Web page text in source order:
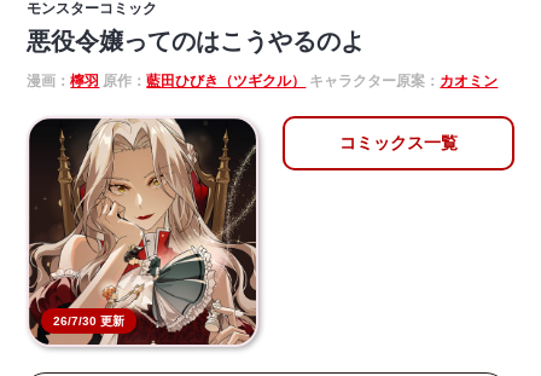
モンスターコミック
悪役令嬢ってのはこうやるのよ
漫画：檸羽 原作：藍田ひびき（ツギクル） キャラクター原案： カオミン
26/7/30 更新
コミックス一覧